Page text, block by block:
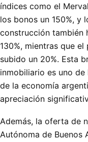
índices como el
los bonos un 150%, y
construcción también
130%, mientras que
subido un 20%. Esta
inmobiliario es uno
de la economía
apreciación
Además, la oferta de
Autónoma de Buenos